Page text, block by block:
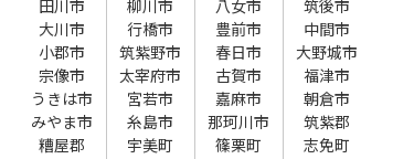
田川市
柳川市 八女市
筑後市
大川市
行橋市 豊前市
中間市
小郡市
筑紫野市 春日市
大野城市
宗像市
太宰府市 古賀市
福津市
うきは市
宮若市 嘉麻市
朝倉市
みやま市
糸島市 那珂川市
筑紫郡
糟屋郡
宇美町 篠栗町
志免町